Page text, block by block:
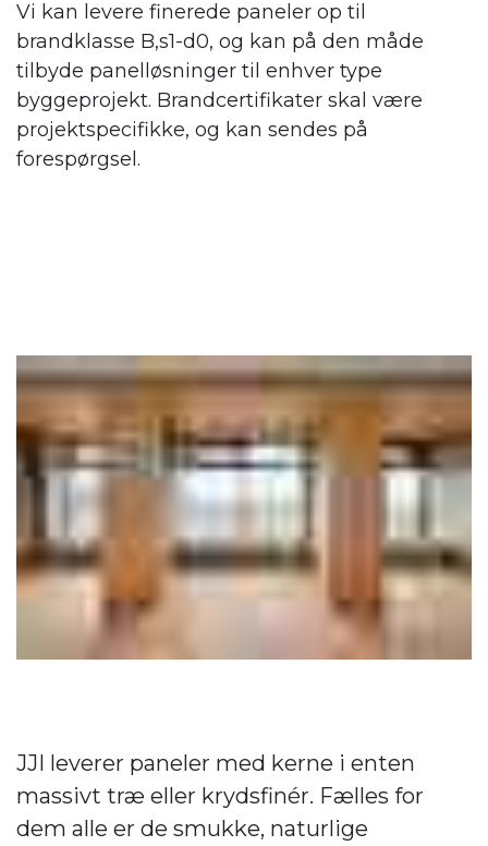
Vi kan levere finerede paneler op til
brandklasse B,s1-d0, og kan på den måde
tilbyde panelløsninger til enhver type
byggeprojekt. Brandcertifikater skal være
projektspecifikke, og kan sendes på
forespørgsel.
JJI leverer paneler med kerne i enten
massivt træ eller krydsfinér. Fælles for
dem alle er de smukke, naturlige